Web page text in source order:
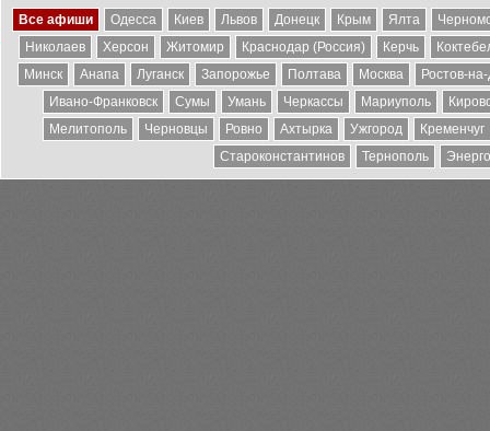
Все афиши Одесса Киев Львов Донецк Крым Ялта
Николаев
Херсон Житомир Краснодар (Россия) Керчь
Минск
Анапа Луганск Запорожье Полтава Москва
Ростов-
Ивано-Франковск
Сумы Умань Черкассы Мариуполь
Мелитополь
Черновцы Ровно Ахтырка Ужгород
Кременчуг
Староконстантинов
Тернополь